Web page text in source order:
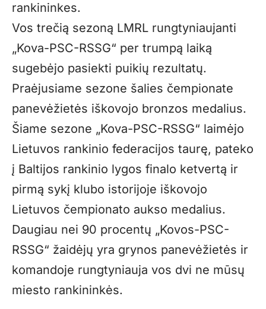
rankininkes.
Vos trečią sezoną LMRL rungtyniaujanti
„Kova-PSC-RSSG“ per trumpą laiką
sugebėjo pasiekti puikių rezultatų.
Praėjusiame sezone šalies čempionate
panevėžietės iškovojo bronzos medalius.
Šiame sezone „Kova-PSC-RSSG“ laimėjo
Lietuvos rankinio federacijos taurę, pateko
į Baltijos rankinio lygos finalo ketvertą ir
pirmą sykį klubo istorijoje iškovojo
Lietuvos čempionato aukso medalius.
Daugiau nei 90 procentų „Kovos-PSC-
RSSG“ žaidėjų yra grynos panevėžietės ir
komandoje rungtyniauja vos dvi ne mūsų
miesto rankininkės.